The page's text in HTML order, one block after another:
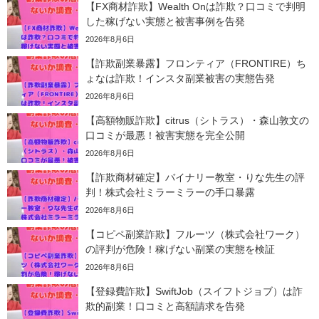
【FX商材詐欺】Wealth Onは詐欺？口コミで判明
した稼げない実態と被害事例を告発
2026年8月6日
【詐欺副業暴露】フロンティア（FRONTIRE）ち
ょなは詐欺！インスタ副業被害の実態告発
2026年8月6日
【高額物販詐欺】citrus（シトラス）・森山敦文の
口コミが最悪！被害実態を完全公開
2026年8月6日
【詐欺商材確定】バイナリー教室・りな先生の評
判！株式会社ミラーミラーの手口暴露
2026年8月6日
【コピペ副業詐欺】フルーツ（株式会社ワーク）
の評判が危険！稼げない副業の実態を検証
2026年8月6日
【登録費詐欺】SwiftJob（スイフトジョブ）は詐
欺的副業！口コミと高額請求を告発